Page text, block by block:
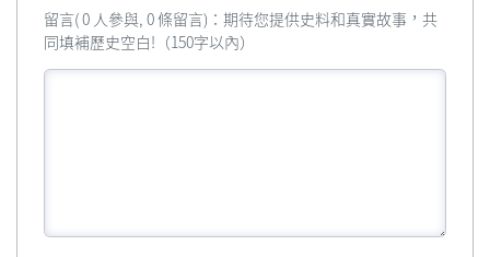
留言( 0 人參與, 0 條留言)：期待您提供史料和真實故事，共
同填補歷史空白!（150字以內）